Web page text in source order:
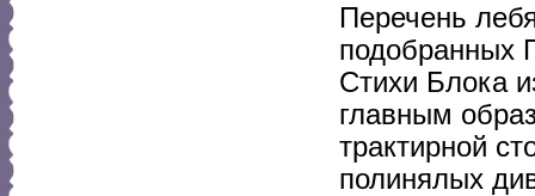
Перечень
подобранных
Стихи Блока
главным
трактирной
полинялых